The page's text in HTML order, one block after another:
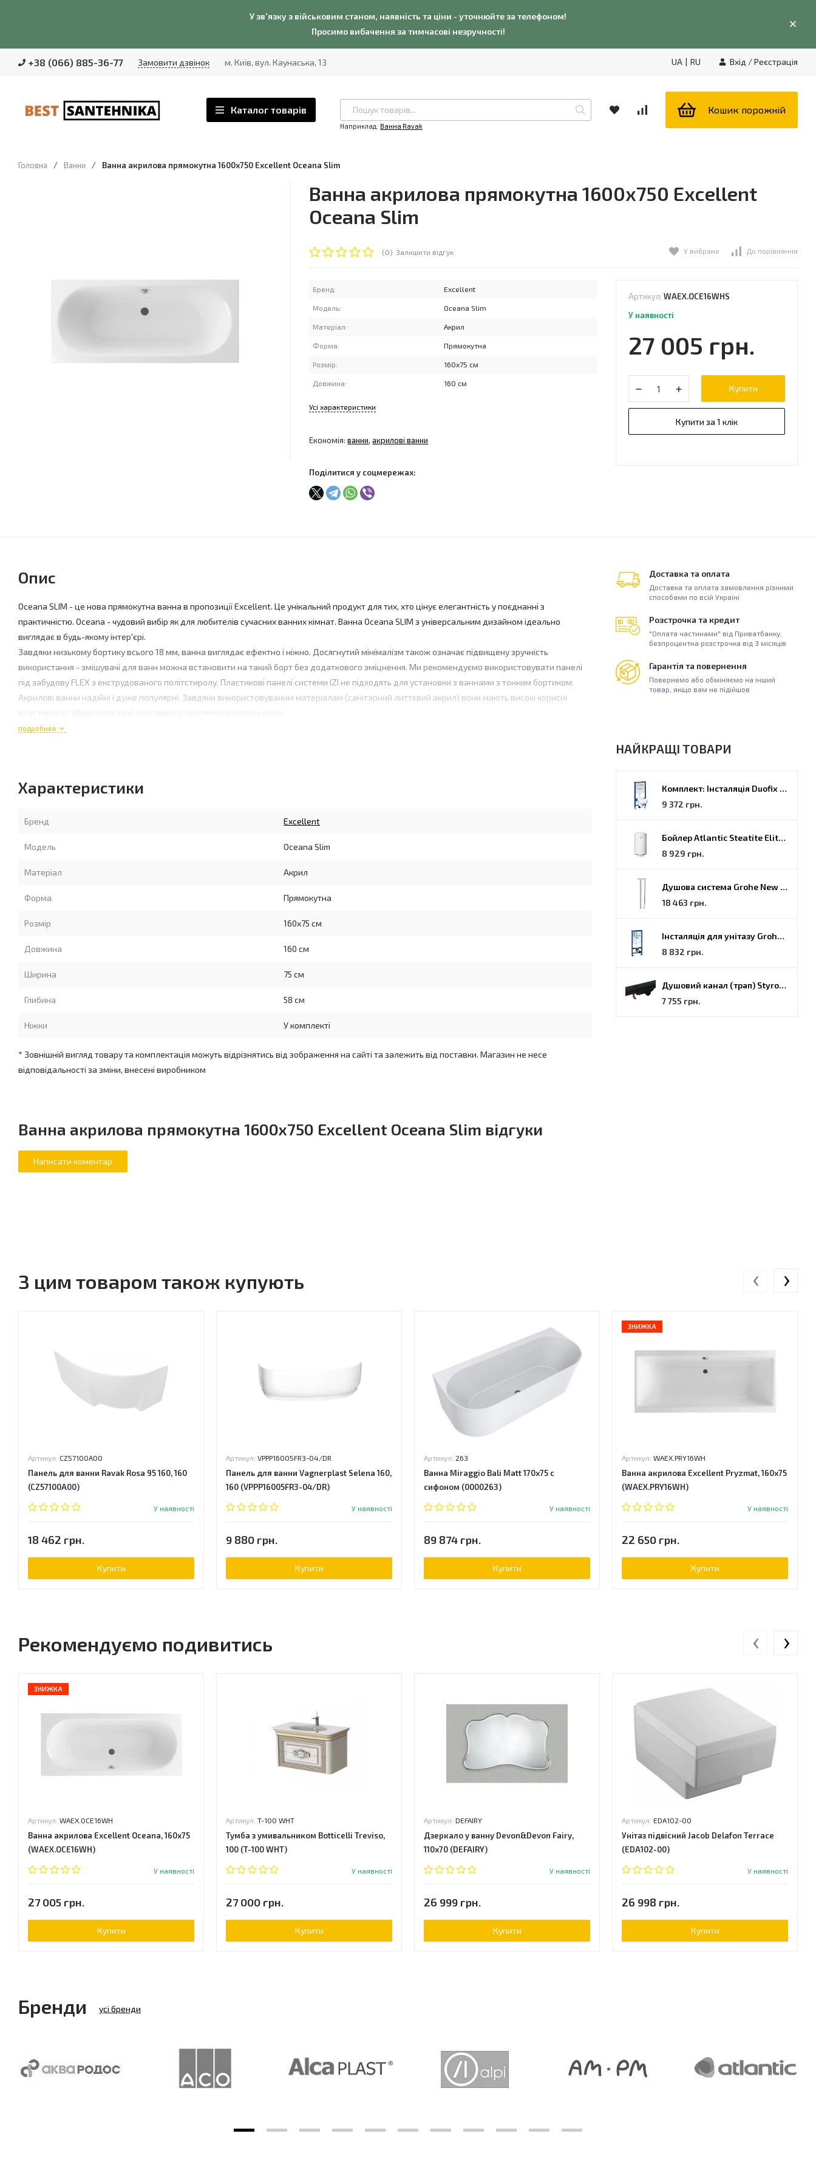
У зв'язку з військовим станом, наявність та ціни - уточнюйте за телефоном!
Просимо вибачення за тимчасові незручності!
+38 (066) 885-36-77 Замовити дзвінок м. Київ, вул. Каунаська, 13 UA | RU Вхід /Реєстрація
Каталог товарів
Наприклад: Ванна Ravak
Кошик порожній
Головна / Ванни / Ванна акрилова прямокутна 1600x750 Excellent Oceana Slim
Ванна акрилова прямокутна 1600x750 Excellent
Oceana Slim
(0) Залишити відгук У вибране До порівняння
Бренд: Excellent
Модель: Oceana Slim
Матеріал: Акрил
Форма: Прямокутна
Розмір: 160x75 см
Довжина: 160 см
Усі характеристики
Економія:ванни,акрилові ванни
Поділитися у соцмережах:
Артикул: WAEX.OCE16WHS
У наявності
27 005 грн.
Купити
Купити за 1 клік
Доставка та оплата
Доставка та оплата замовлення різними
способами по всій Україні
Розстрочка та кредит
"Оплата частинами" від Приватбанку,
безпроцентна розстрочка від 3 місяців
Гарантія та повернення
Повернемо або обміняємо на інший
товар, якщо вам не підійшов
НАЙКРАЩІ ТОВАРИ
Комплект: Інсталяція Duofix PRO 20 + унітаз Kolo Idol (118.315.21.2)
9 372 грн.
Бойлер Atlantic Steatite Elite VM 080 D400 2 BC, 80 (851188)
8 929 грн.
Душова система Grohe New Tempesta Cosmopolitan (27922000)
18 463 грн.
Інсталяція для унітазу Grohe Rapid SL (38772001)
8 832 грн.
Душовий канал (трап) Styron, решітка Гармонія, 70 (STY-H-70-FF)
7 755 грн.
Опис
Oceana SLIM - це нова прямокутна ванна в пропозиції Excellent. Це унікальний продукт для тих, хто цінує елегантність у поєднанні з
практичністю. Oceana - чудовий вибір як для любителів сучасних ванних кімнат. Ванна Oceana SLIM з універсальним дизайном ідеально
виглядає в будь-якому інтер'єрі.
Завдяки низькому бортику всього 18 мм, ванна виглядає ефектно і ніжно. Досягнутий мінімалізм також означає підвищену зручність
використання - змішувачі для ванн можна встановити на такий борт без додаткового зміцнення. Ми рекомендуємо використовувати панелі
під забудову FLEX з екструдованого політстиролу. Пластикові панелі системи IZI не підходять для установки з ваннами з тонким бортиком.
Акрилові ванни надійні і дуже популярні. Завдяки використовуваним матеріалам (санітарний литтєвий акрил) вони мають високі корисні
властивості і зберігають свої властивості протягом багатьох років.
Особливості товару:
Розмір: 160 ? 75 см
Ніжки для ванни в комплекті: так
Об'єм до переливу переливу: 200 л
Мінімальний об'єм для гідромасажу: 150 л
подробнее
Характеристики
Бренд Excellent
Модель Oceana Slim
Матеріал Акрил
Форма Прямокутна
Розмір 160x75 см
Довжина 160 см
Ширина 75 см
Глибина 58 см
Ніжки У комплекті
* Зовнішній вигляд товару та комплектація можуть відрізнятись від зображення на сайті та залежить від поставки. Магазин не несе
відповідальності за зміни, внесені виробником
Ванна акрилова прямокутна 1600x750 Excellent Oceana Slim відгуки
З цим товаром також купують
Артикул: CZ57100A00
Панель для ванни Ravak Rosa 95 160, 160
(CZ57100A00)
У наявності
18 462 грн.
Купити
Артикул: VPPP16005FR3-04/DR
Панель для ванни Vagnerplast Selena 160,
160 (VPPP16005FR3-04/DR)
У наявності
9 880 грн.
Купити
Артикул: 263
Ванна Miraggio Bali Matt 170х75 c
сифоном (0000263)
У наявності
89 874 грн.
Купити
ЗНИЖКА
Артикул: WAEX.PRY16WH
Ванна акрилова Excellent Pryzmat, 160x75
(WAEX.PRY16WH)
У наявності
22 650 грн.
Купити
‹ ›
Рекомендуємо подивитись
ЗНИЖКА
Артикул: WAEX.OCE16WH
Ванна акрилова Excellent Oceana, 160x75
(WAEX.OCE16WH)
У наявності
27 005 грн.
Купити
Артикул: T-100 WHT
Тумба з умивальником Botticelli Treviso,
100 (T-100 WHT)
У наявності
27 000 грн.
Купити
Артикул: DEFAIRY
Дзеркало у ванну Devon&Devon Fairy,
110x70 (DEFAIRY)
У наявності
26 999 грн.
Купити
Артикул: EDA102-00
Унітаз підвісний Jacob Delafon Terrace
(EDA102-00)
У наявності
26 998 грн.
Купити
‹ ›
Бренди усі бренди